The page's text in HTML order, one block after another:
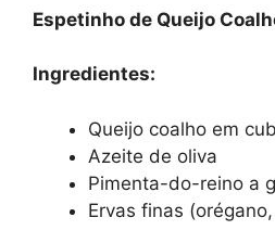
Espetinho de Queijo
Ingredientes:
Queijo coalho em
Azeite de oliva
Pimenta-do-reino a
Ervas finas